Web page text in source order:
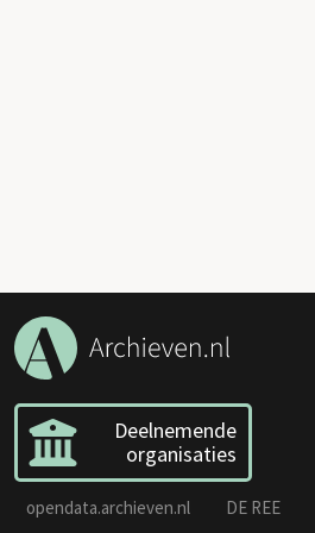
Deelnemende
organisaties
opendata.archieven.nl DE REE